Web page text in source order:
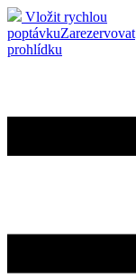
Vložit rychlou
poptávkuZarezervovat
prohlídku